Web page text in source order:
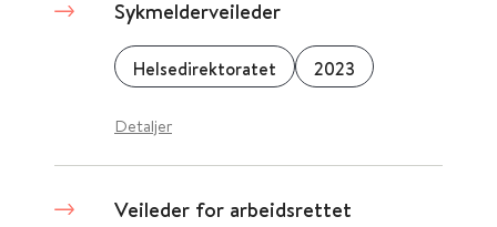
Sykmelderveileder
Helsedirektoratet 2023
Detaljer
Veileder for arbeidsrettet